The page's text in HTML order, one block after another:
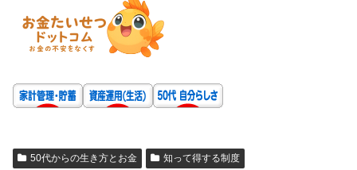
50代からの生き方とお金
知って得する制度